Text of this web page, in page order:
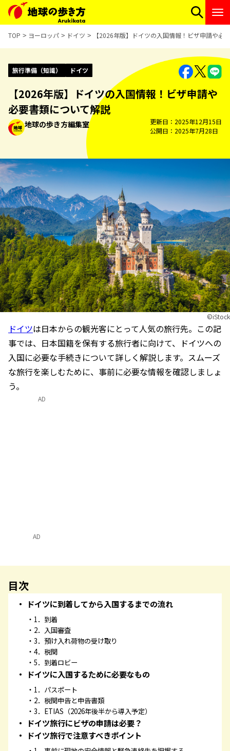
TOP ヨーロッパ ドイツ 【2026年版】ドイツの入国情報！ビザ申請や必
旅行準備（知識） ドイツ
【2026年版】ドイツの入国情報！ビザ申請や
必要書類について解説
地球の歩き方編集室 更新日
2025年12月15日
公開日
2025年7月28日
©iStock
ドイツは日本からの観光客にとって人気の旅行先。この記
事では、日本国籍を保有する旅行者に向けて、ドイツへの
入国に必要な手続きについて詳しく解説します。スムーズ
な旅行を楽しむために、事前に必要な情報を確認しましょ
う。
AD
目次
ドイツに到着してから入国するまでの流れ
1．到着
2．入国審査
3．預け入れ荷物の受け取り
4．税関
5．到着ロビー
ドイツに入国するために必要なもの
1．パスポート
2．税関申告と申告書類
3．ETIAS（2026年後半から導入予定）
ドイツ旅行にビザの申請は必要？
ドイツ旅行で注意すべきポイント
AD